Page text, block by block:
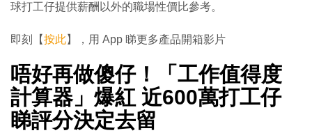
球打工仔提供薪酬以外的職場性價比參考。
即刻【按此】，用 App 睇更多產品開箱影片
唔好再做傻仔！「工作值得度
計算器」爆紅 近600萬打工仔
睇評分決定去留